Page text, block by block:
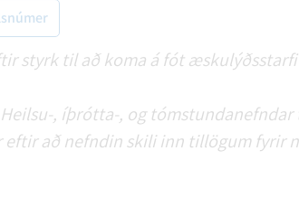
styrk til að koma á fót
, íþrótta-, og tómstundanefndar
eftir að nefndin skili inn tillögum fyrir